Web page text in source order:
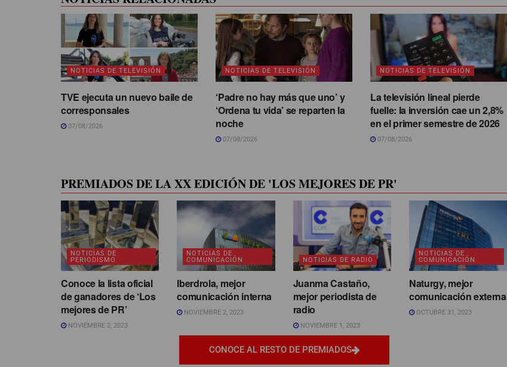
NOTICIAS DE TELEVISIÓN
TVE ejecuta un nuevo baile de
corresponsales
07/08/2026
NOTICIAS DE TELEVISIÓN
‘Padre no hay más que uno’ y
‘Ordena tu vida’ se reparten la
noche
07/08/2026
NOTICIAS DE TELEVISIÓN
La televisión lineal pierde
fuelle: la inversión cae un 2,8%
en el primer semestre de 2026
07/08/2026
PREMIADOS DE LA XX EDICIÓN DE 'LOS MEJORES DE PR'
NOTICIAS DE
PERIODISMO
Conoce la lista oficial
de ganadores de ‘Los
mejores de PR’
NOVIEMBRE 2, 2023
NOTICIAS DE
COMUNICACIÓN
Iberdrola, mejor
comunicación interna
NOVIEMBRE 2, 2023
NOTICIAS DE RADIO
Juanma Castaño,
mejor periodista de
radio
NOVIEMBRE 1, 2023
NOTICIAS DE
COMUNICACIÓN
Naturgy, mejor
comunicación externa
OCTUBRE 31, 2023
CONOCE AL RESTO DE PREMIADOS